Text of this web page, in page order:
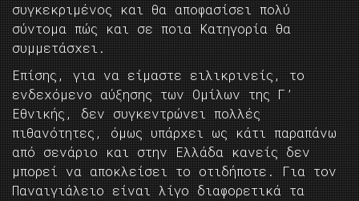
συγκεκριμένος και θα αποφασίσει πολύ
σύντομα πώς και σε ποια Κατηγορία θα
συμμετάσχει.
Επίσης, για να είμαστε ειλικρινείς, το
ενδεχόμενο αύξησης των Ομίλων της Γ’
Εθνικής, δεν συγκεντρώνει πολλές
πιθανότητες, όμως υπάρχει ως κάτι παραπάνω
από σενάριο και στην Ελλάδα κανείς δεν
μπορεί να αποκλείσει το οτιδήποτε. Για τον
Παναιγιάλειο είναι λίγο διαφορετικά τα